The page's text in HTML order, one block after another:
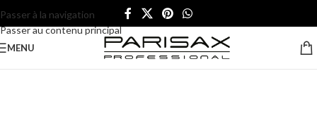
Passer à la navigation
Passer au contenu principal
MENU